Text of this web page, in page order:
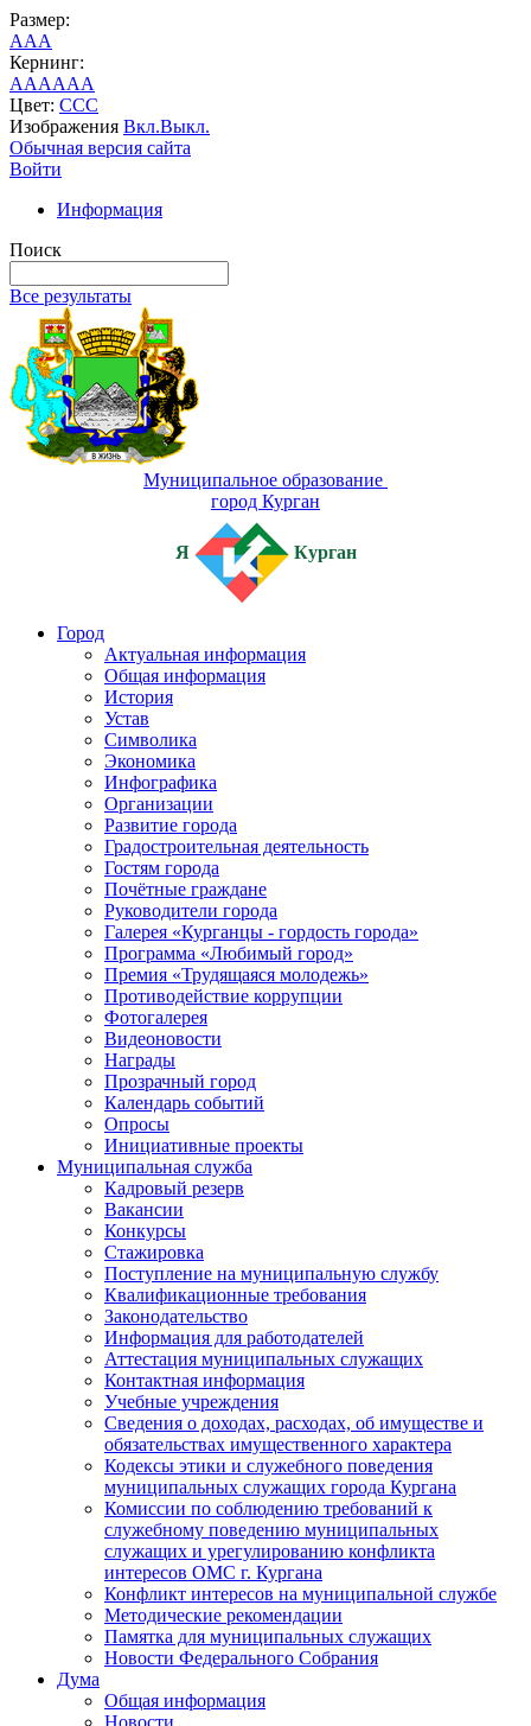
Размер:
AAA
Кернинг:
AAAAAA
Цвет: CCC
Изображения Вкл.Выкл.
Обычная версия сайта
Войти
Информация
Поиск
Все результаты
Муниципальное образование
город Курган
Я Курган
Город
Актуальная информация
Общая информация
История
Устав
Символика
Экономика
Инфографика
Организации
Развитие города
Градостроительная деятельность
Гостям города
Почётные граждане
Руководители города
Галерея «Курганцы - гордость города»
Программа «Любимый город»
Премия «Трудящаяся молодежь»
Противодействие коррупции
Фотогалерея
Видеоновости
Награды
Прозрачный город
Календарь событий
Опросы
Инициативные проекты
Муниципальная служба
Кадровый резерв
Вакансии
Конкурсы
Стажировка
Поступление на муниципальную службу
Квалификационные требования
Законодательство
Информация для работодателей
Аттестация муниципальных служащих
Контактная информация
Учебные учреждения
Сведения о доходах, расходах, об имуществе и
обязательствах имущественного характера
Кодексы этики и служебного поведения
муниципальных служащих города Кургана
Комиссии по соблюдению требований к
служебному поведению муниципальных
служащих и урегулированию конфликта
интересов ОМС г. Кургана
Конфликт интересов на муниципальной службе
Методические рекомендации
Памятка для муниципальных служащих
Новости Федерального Cобрания
Дума
Общая информация
Новости